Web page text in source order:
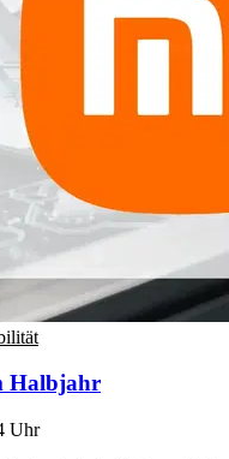
Halbjahr
Uhr